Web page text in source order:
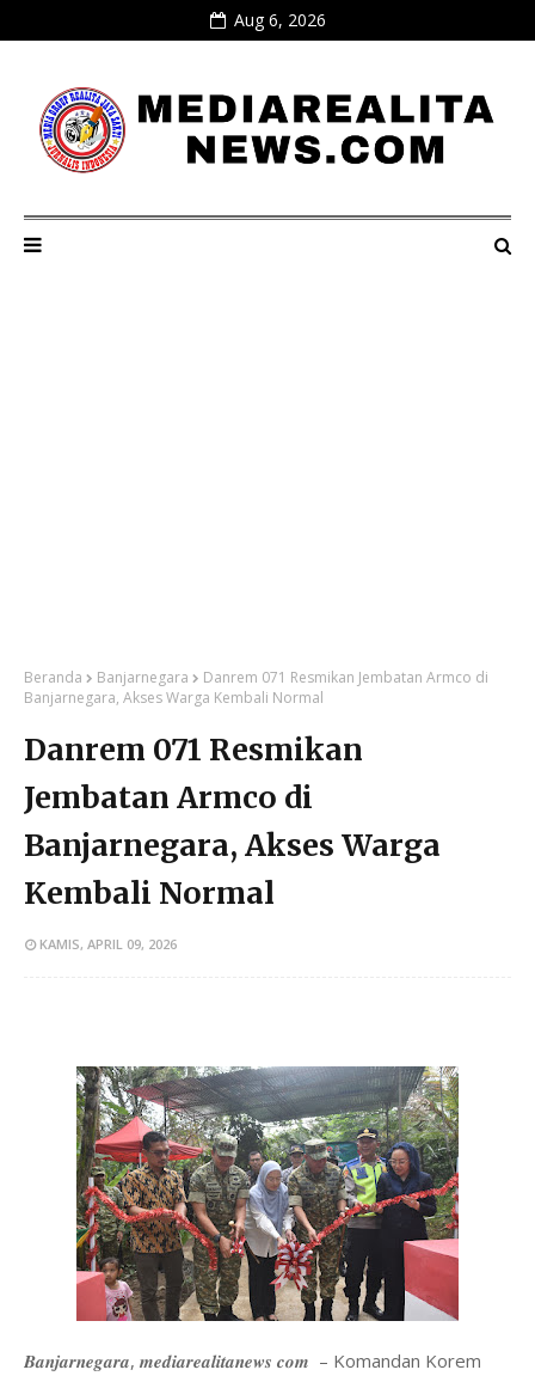
Aug 6, 2026
Beranda Banjarnegara
Danrem 071 Resmikan Jembatan Armco di
Banjarnegara, Akses Warga Kembali Normal
Danrem 071 Resmikan
Jembatan Armco di
Banjarnegara, Akses Warga
Kembali Normal
KAMIS, APRIL 09, 2026
𝑩𝒂𝒏𝒋𝒂𝒓𝒏𝒆𝒈𝒂𝒓𝒂, 𝒎𝒆𝒅𝒊𝒂𝒓𝒆𝒂𝒍𝒊𝒕𝒂𝒏𝒆𝒘𝒔 𝒄𝒐𝒎 – Komandan Korem